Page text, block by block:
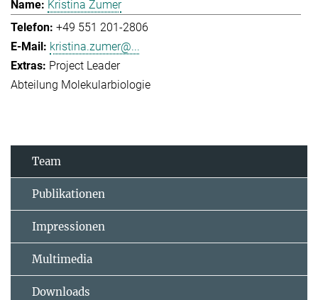
Kristina Zumer
+49 551 201-2806
kristina.zumer@...
Project Leader
Abteilung Molekularbiologie
Team
Publikationen
Impressionen
Multimedia
Downloads